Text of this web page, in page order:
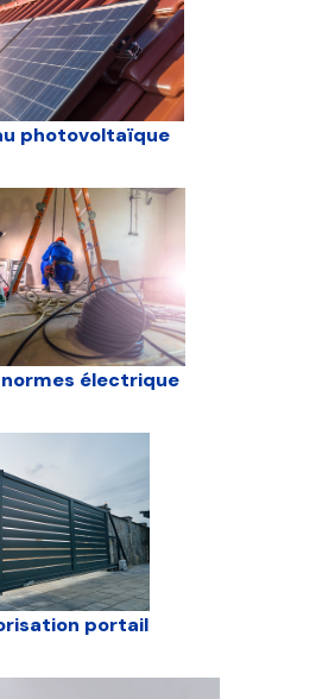
photovoltaïque
normes électrique
portail